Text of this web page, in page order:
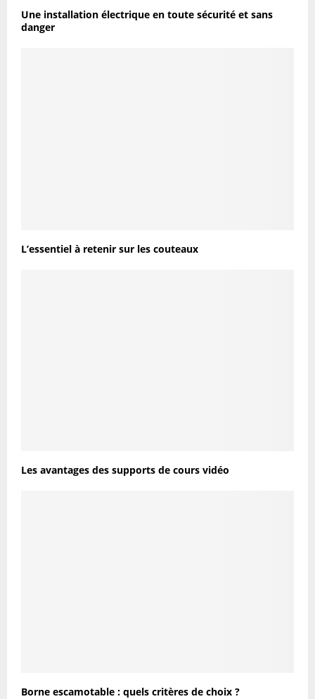
Une installation électrique en toute sécurité et sans
danger
L’essentiel à retenir sur les couteaux
Les avantages des supports de cours vidéo
Borne escamotable : quels critères de choix ?